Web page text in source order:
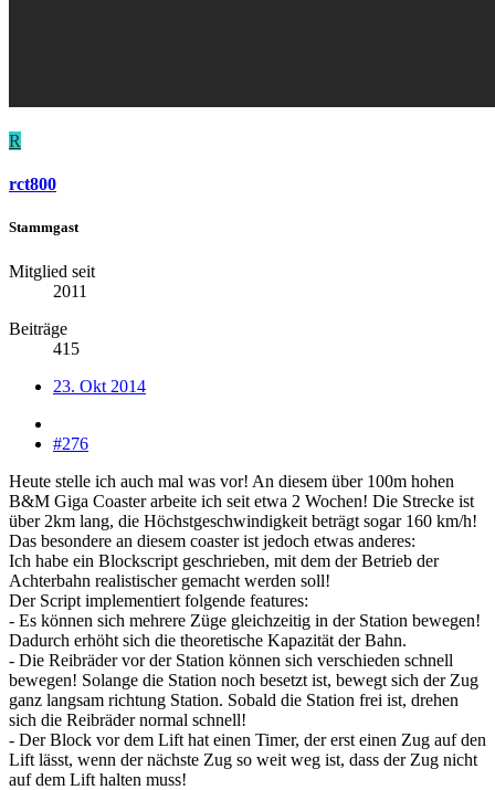
R
rct800
Stammgast
Mitglied seit
2011
Beiträge
415
23. Okt 2014
#276
Heute stelle ich auch mal was vor! An diesem über 100m hohen
B&M Giga Coaster arbeite ich seit etwa 2 Wochen! Die Strecke ist
über 2km lang, die Höchstgeschwindigkeit beträgt sogar 160 km/h!
Das besondere an diesem coaster ist jedoch etwas anderes:
Ich habe ein Blockscript geschrieben, mit dem der Betrieb der
Achterbahn realistischer gemacht werden soll!
Der Script implementiert folgende features:
- Es können sich mehrere Züge gleichzeitig in der Station bewegen!
Dadurch erhöht sich die theoretische Kapazität der Bahn.
- Die Reibräder vor der Station können sich verschieden schnell
bewegen! Solange die Station noch besetzt ist, bewegt sich der Zug
ganz langsam richtung Station. Sobald die Station frei ist, drehen
sich die Reibräder normal schnell!
- Der Block vor dem Lift hat einen Timer, der erst einen Zug auf den
Lift lässt, wenn der nächste Zug so weit weg ist, dass der Zug nicht
auf dem Lift halten muss!